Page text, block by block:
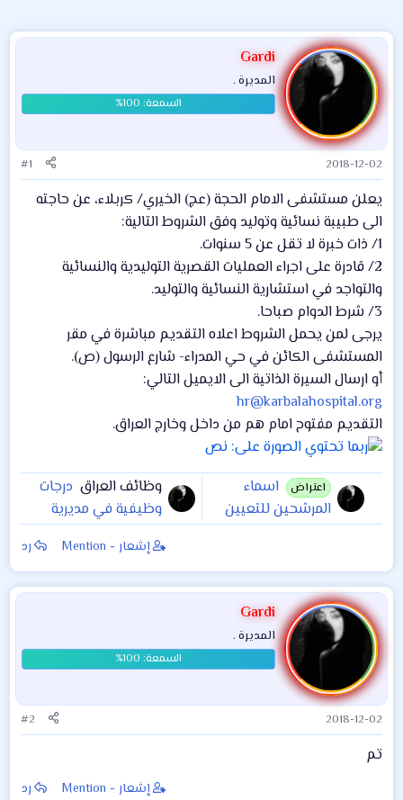
Gardi
المديرة .
2018-12-02
#1
يعلن مستشفى الامام الحجة (عج) الخيري/ كربلاء، عن حاجته
الى طبيبة نسائية وتوليد وفق الشروط التالية:
1/ ذات خبرة لا تقل عن 5 سنوات.
2/ قادرة على اجراء العمليات القصرية التوليدية والنسائية
والتواجد في استشارية النسائية والتوليد.
3/ شرط الدوام صباحا.
يرجى لمن يحمل الشروط اعلاه التقديم مباشرة في مقر
المستشفى الكائن في حي المدراء- شارع الرسول (ص).
أو ارسال السيرة الذاتية الى الايميل التالي:
hr@karbalahospital.org
التقديم مفتوح امام هم من داخل وخارج العراق.
اعتراض
اسماء
المرشحين للتعيين
في مديرية تربية
تبدا من يوم
2/12/2018 ولمدة 5
ايام
وظائف العراق درجات
وظيفية في مديرية
زراعة واسط
إشعار - Mention رد
Gardi
المديرة .
2018-12-02
#2
تم
إشعار - Mention رد